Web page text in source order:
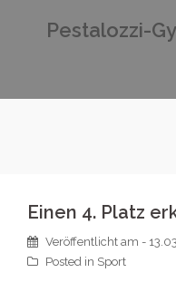
Pestalozzi-
Einen 4. Platz
Veröffentlicht am -
Posted in Sport